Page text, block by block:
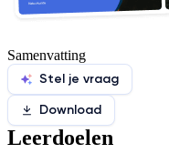
Samenvatting
Stel je vraag
Download
Leerdoelen